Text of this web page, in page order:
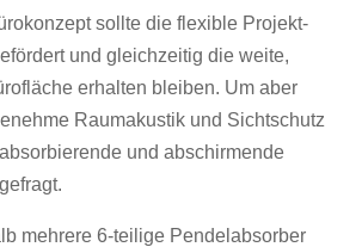
sollte die flexible Projekt-
und gleichzeitig die weite,
erhalten bleiben. Um aber
Raumakustik und Sichtschutz
und abschirmende
mehrere 6-teilige Pendelabsorber